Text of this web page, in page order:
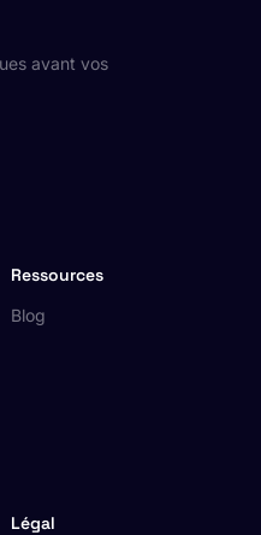
avant vos
Ressources
Blog
Légal